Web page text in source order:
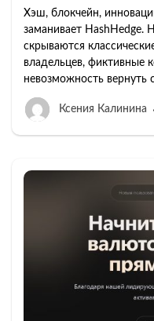
Хэш, блокчейн,
заманивает HashHedge.
скрываются
владельцев, фиктивные
невозможность вернуть
Ксения Калинина